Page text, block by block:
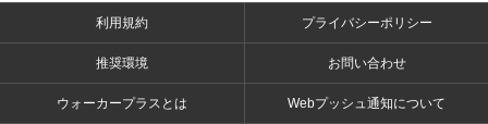
利用規約 プライバシーポリシー
推奨環境 お問い合わせ
ウォーカープラスとは Webプッシュ通知について